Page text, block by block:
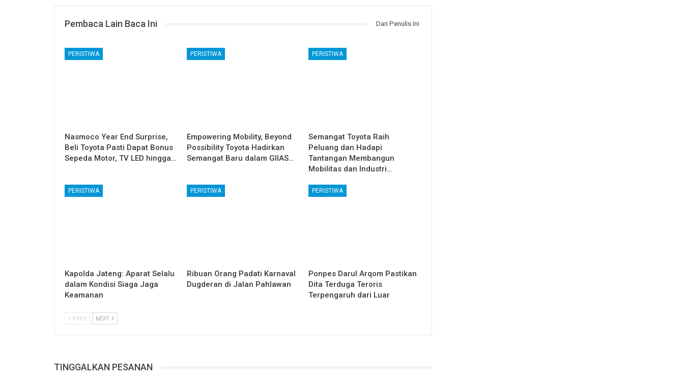
Pembaca Lain Baca Ini Dari Penulis Ini
PERISTIWA
Nasmoco Year End Surprise,
Beli Toyota Pasti Dapat Bonus
Sepeda Motor, TV LED hingga…
PERISTIWA
Empowering Mobility, Beyond
Possibility Toyota Hadirkan
Semangat Baru dalam GIIAS…
PERISTIWA
Semangat Toyota Raih
Peluang dan Hadapi
Tantangan Membangun
Mobilitas dan Industri…
PERISTIWA
Kapolda Jateng: Aparat Selalu
dalam Kondisi Siaga Jaga
Keamanan
PERISTIWA
Ribuan Orang Padati Karnaval
Dugderan di Jalan Pahlawan
PERISTIWA
Ponpes Darul Arqom Pastikan
Dita Terduga Teroris
Terpengaruh dari Luar
PREV NEXT
TINGGALKAN PESANAN